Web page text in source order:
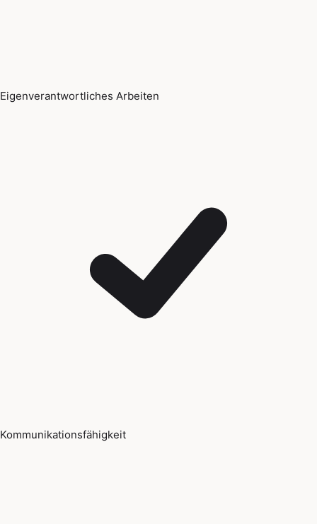
Eigenverantwortliches Arbeiten
Kommunikationsfähigkeit